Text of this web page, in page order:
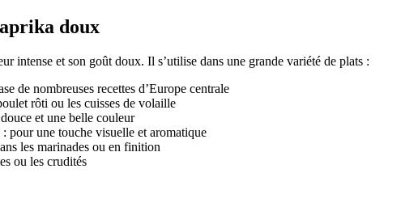
doux
intense et son goût doux. Il s’utilise dans une grande variété de plats :
de nombreuses recettes d’Europe centrale
rôti ou les cuisses de volaille
et une belle couleur
: pour une touche visuelle et aromatique
les marinades ou en finition
ou les crudités